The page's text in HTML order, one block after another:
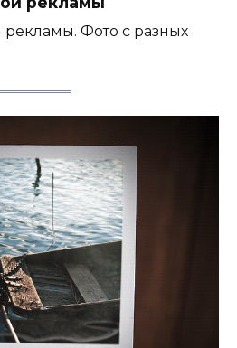
Фото с разных